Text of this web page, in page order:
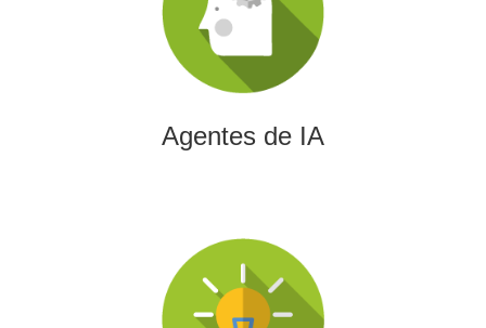
Agentes de IA
Diseñamos agentes de inteligencia artificial capaces de
automatizar procesos, optimizar decisiones y transformar
la eficiencia empresarial.
Integración de IA en Procesos
La IA permitirá a su empresa aprovechar el poder de los